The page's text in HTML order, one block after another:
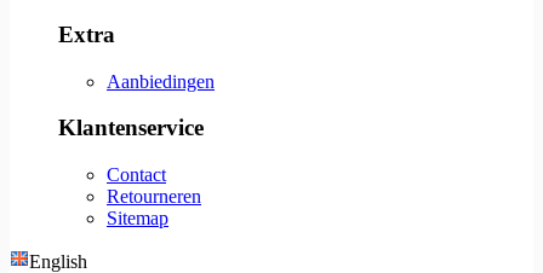
Extra
Aanbiedingen
Klantenservice
Contact
Retourneren
Sitemap
English